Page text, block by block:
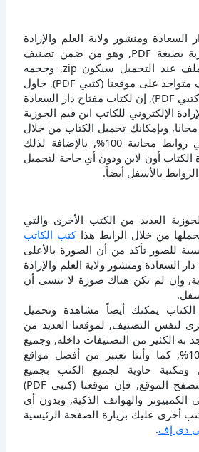
ومنشور ولاية العلم والإرادة
للكاتب ابن قيم الجوزية بصيغة PDF, وهو من ضمن تصنيف
كتب إسلامية, نوع الملف عند التحميل سيكون zip, وحجمه
33.7 ميجا بايت, الملف متواجد على موقعنا (كتبي PDF), حاول
أن لاتنسى هذا الإسم (كتبي PDF), إن لكتاب مفتاح دار السعادة
الإلكتروني للكاتب ابن قيم الجوزية
وبإمكانك تحميل الكتاب من خلال
الروابط بالأسفل, وهي روابط مجانية 100%, بالإضافة لذلك
الكتاب أون لاين ودون أي حاجة لتحميل
بالأسفل أيضاً.
العديد من الكتب الأخرى والتي
من خلال الرابط هذاكتب الكاتب
للصور تأكد من أن الصورة بالأعلى
السعادة ومنشور ولاية العلم والإرادة
وإن لم تكن هناك صورة لا تنسى أن
الكتاب يمكنك أيضاً مشاهدة وتحميل
لنفس التصنيف, لموقعنا العديد من
به الكثير من التصنيفات داخله, وجميع
هذه الكتب مجانية 100%, كما وأننا نعتبر من أفضل مواقع
ومكتبة حاوية لجميع الكتب بجميع
تخصصاتها, وبالنسبة لتصفح الموقع, فإن موقعنا (كتبي PDF)
والهواتف الذكية, وبدون أي
أخرى عليك بزيارة الصفحة الرئيسية
دي إف.